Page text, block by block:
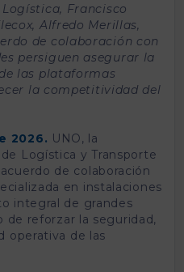
Francisco
Alfredo Merillas,
de colaboración con
persiguen asegurar la
las plataformas
la competitividad del
2026. UNO, la
Logística y Transporte
de colaboración
en instalaciones
integral de grandes
de reforzar la seguridad,
operativa de las